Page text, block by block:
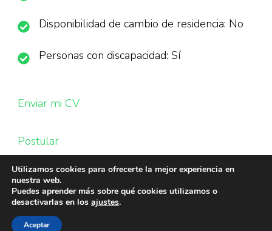
Disponibilidad de cambio de residencia: No
Personas con discapacidad: Sí
Enviar mi CV
Postular
Utilizamos cookies para ofrecerte la mejor experiencia en
nuestra web.
Puedes aprender más sobre qué cookies utilizamos o
desactivarlas en los ajustes.
Aceptar